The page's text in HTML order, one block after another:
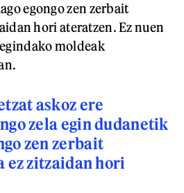
egongo zen zerbait
hori ateratzen. Ez nuen
moldeak
askoz ere
zela egin dudanetik
zen zerbait
ez zitzaidan hori